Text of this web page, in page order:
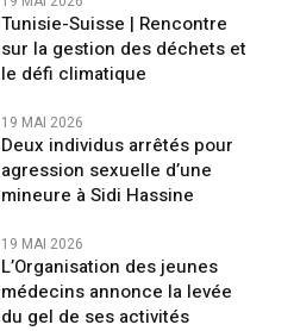
Tunisie-Suisse | Rencontre
sur la gestion des déchets et
le défi climatique
19 MAI 2026
Deux individus arrêtés pour
agression sexuelle d’une
mineure à Sidi Hassine
19 MAI 2026
L’Organisation des jeunes
médecins annonce la levée
du gel de ses activités